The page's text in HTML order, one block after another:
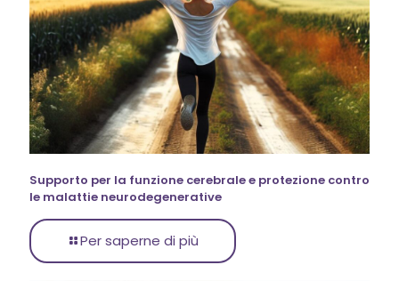
Supporto per la funzione cerebrale e protezione contro
le malattie neurodegenerative
Per saperne di più